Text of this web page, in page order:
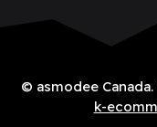
© asmodee
k-